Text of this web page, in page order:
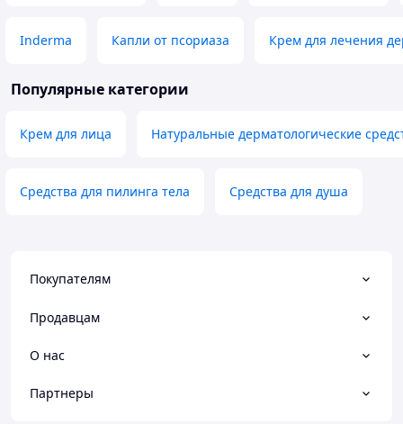
Inderma Капли от псориаза Крем для лечения
Популярные категории
Крем для лица Натуральные дерматологические
Средства для пилинга тела Средства для душа
Покупателям
Продавцам
О нас
Партнеры